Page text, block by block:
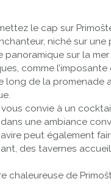
le cap sur
niché sur une
panoramique sur la
comme
long de la
convie à un
une ambiance
peut également
des tavernes
chaleureuse de